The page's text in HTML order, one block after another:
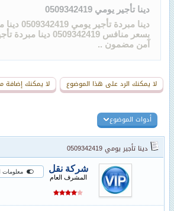
دينا تأجير يومي 0509342419
دينا مبردة
بسعر منافس 0509342419
آمن مضمون ..
لا يمكنك الرد على هذا الموضوع لا يمكنك إضافة
أدوات الموضوع
دينا تأجير يومي 0509342419
شركة نقل
المشرف العام
معلومات